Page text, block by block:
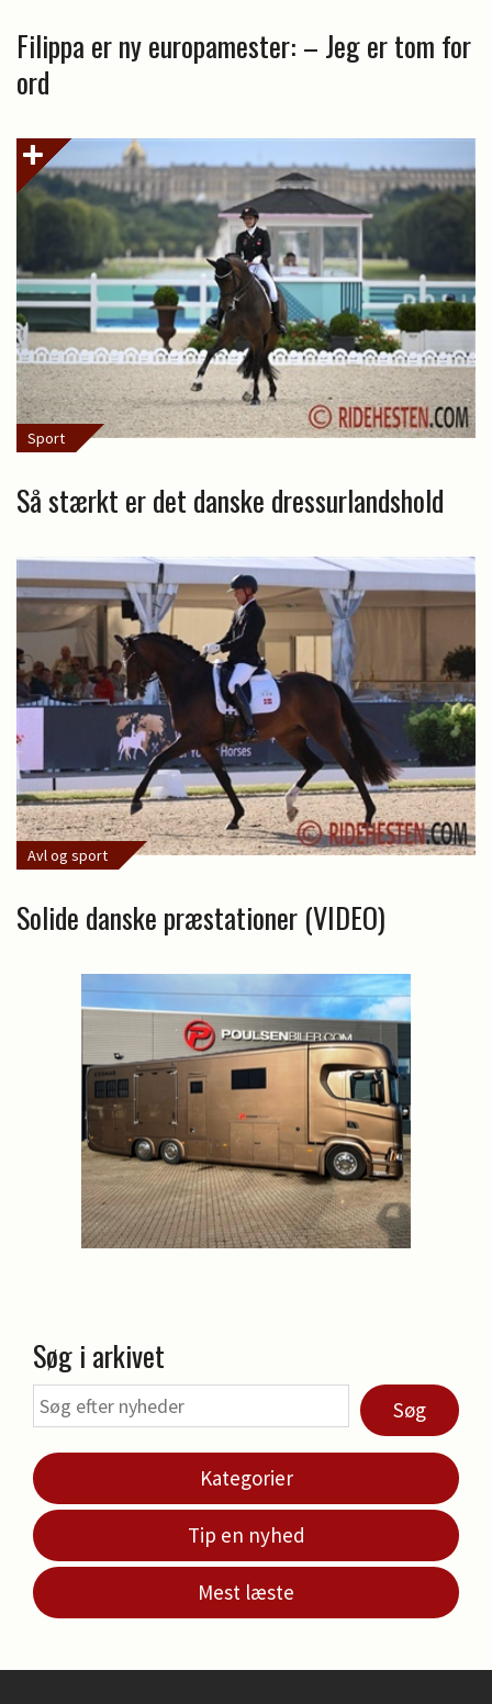
Filippa er ny europamester: – Jeg er tom for
ord
Sport
Så stærkt er det danske dressurlandshold
Avl og sport
Solide danske præstationer (VIDEO)
Søg i arkivet
Søg
Kategorier
Tip en nyhed
Mest læste